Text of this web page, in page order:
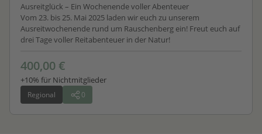
Ausreitglück – Ein Wochenende voller Abenteuer
Vom 23. bis 25. Mai 2025 laden wir euch zu unserem
Ausreitwochenende rund um Rauschenberg ein! Freut euch auf
drei Tage voller Reitabenteuer in der Natur!
400,00 €
+10% für Nichtmitglieder
Regional 0